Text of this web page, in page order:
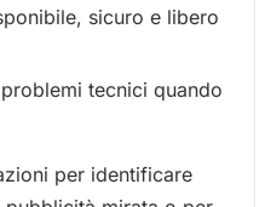
sicuro e libero
tecnici quando
per identificare